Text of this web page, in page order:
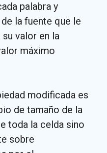
palabra y
la fuente que le
valor en la
máximo
modificada es
de tamaño de la
toda la celda sino
sobre